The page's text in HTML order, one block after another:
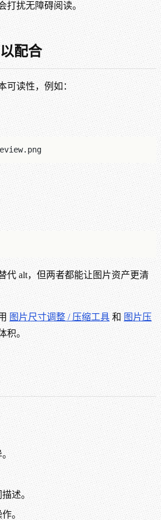
打扰无障碍阅读。
配合
可读性，例如：
代 alt，但两者都能让图片资产更清
图片尺寸调整 / 压缩工具和图片压
积。
。
描述。
作。